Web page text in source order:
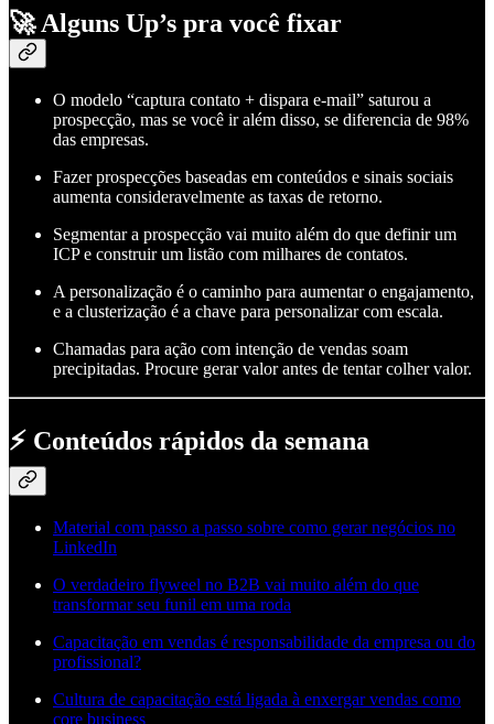
🚀 Alguns Up’s pra você fixar
O modelo “captura contato + dispara e-mail” saturou a
prospecção, mas se você ir além disso, se diferencia de 98%
das empresas.
Fazer prospecções baseadas em conteúdos e sinais sociais
aumenta consideravelmente as taxas de retorno.
Segmentar a prospecção vai muito além do que definir um
ICP e construir um listão com milhares de contatos.
A personalização é o caminho para aumentar o engajamento,
e a clusterização é a chave para personalizar com escala.
Chamadas para ação com intenção de vendas soam
precipitadas. Procure gerar valor antes de tentar colher valor.
⚡ Conteúdos rápidos da semana
Material com passo a passo sobre como gerar negócios no
LinkedIn
O verdadeiro flyweel no B2B vai muito além do que
transformar seu funil em uma roda
Capacitação em vendas é responsabilidade da empresa ou do
profissional?
Cultura de capacitação está ligada à enxergar vendas como
core business